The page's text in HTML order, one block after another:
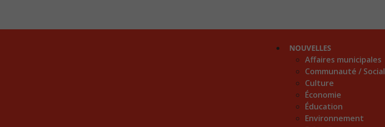
NOUVELLES
Affaires municipales
Communauté / Social
Culture
Économie
Éducation
Environnement